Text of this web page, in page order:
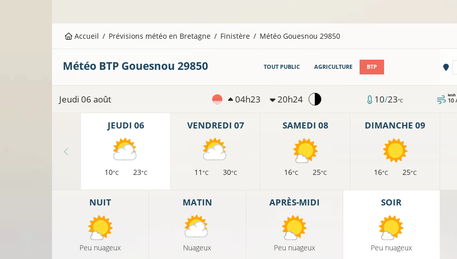
Accueil Prévisions météo en Bretagne Finistère Météo Gouesnou 29850
Météo BTP Gouesnou 29850 TOUT PUBLIC AGRICULTURE BTP
Jeudi 06 août 04h23 20h24 10/23°C 10 /
km/h
JEUDI 06
10°C 23°C
VENDREDI 07
11 °C 30°C
SAMEDI 08
16°C 25°C
DIMANCHE 09
16°C 25°C
NUIT
Peu nuageux
MATIN
Nuageux
APRÈS-MIDI
Peu nuageux
SOIR
Peu nuageux